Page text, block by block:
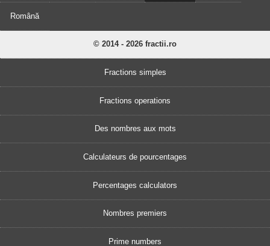
Română
© 2014 - 2026 fractii.ro
Fractions simples
Fractions operations
Des nombres aux mots
Calculateurs de pourcentages
Percentages calculators
Nombres premiers
Prime numbers